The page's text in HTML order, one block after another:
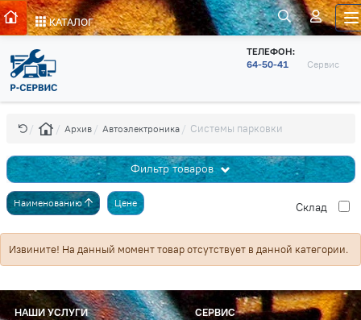
КАТАЛОГ
ТЕЛЕФОН:
64-50-41
Сервис
Архив Автоэлектроника Системы парковки
Фильтр товаров
Наименованию Цене Cклад
Извините! На данный момент товар отсутствует в данной категории.
НАШИ УСЛУГИ
СЕРВИС